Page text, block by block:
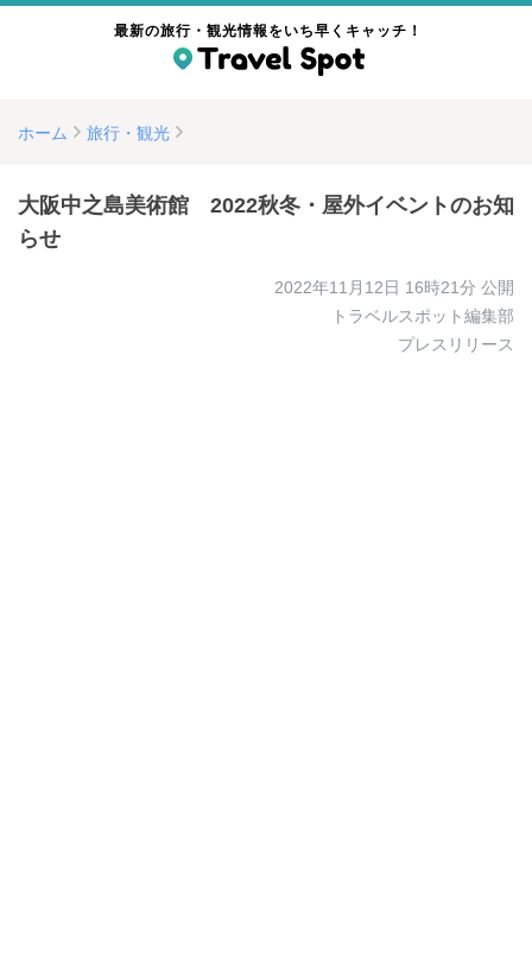
最新の旅行・観光情報をいち早くキャッチ！
ホーム 旅行・観光
大阪中之島美術館 2022秋冬・屋外イベントのお知
らせ
2022年11月12日 16時21分 公開
トラベルスポット編集部
プレスリリース